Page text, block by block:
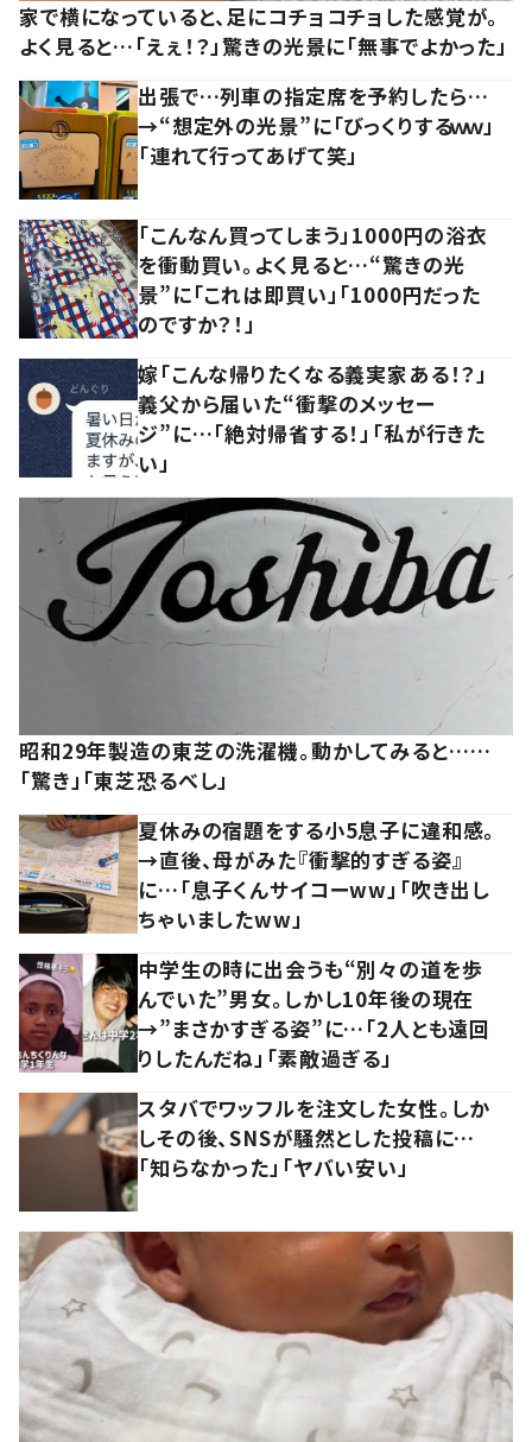
家で横になっていると、足にコチョコチョした感覚が。
よく見ると…「えぇ！？」驚きの光景に「無事でよかった」
出張で…列車の指定席を予約したら…
→“想定外の光景”に「びっくりするｗｗ」
「連れて行ってあげて笑」
「こんなん買ってしまう」1000円の浴衣
を衝動買い。よく見ると…“驚きの光
景”に「これは即買い」「1000円だった
のですか？！」
嫁「こんな帰りたくなる義実家ある！？」
義父から届いた“衝撃のメッセー
ジ”に…「絶対帰省する！」「私が行きた
い」
昭和29年製造の東芝の洗濯機。動かしてみると……
「驚き」「東芝恐るべし」
夏休みの宿題をする小5息子に違和感。
→直後、母がみた『衝撃的すぎる姿』
に…「息子くんサイコーww」「吹き出し
ちゃいましたww」
中学生の時に出会うも“別々の道を歩
んでいた”男女。しかし10年後の現在
→”まさかすぎる姿”に…「2人とも遠回
りしたんだね」「素敵過ぎる」
スタバでワッフルを注文した女性。しか
しその後、SNSが騒然とした投稿に…
「知らなかった」「ヤバい安い」